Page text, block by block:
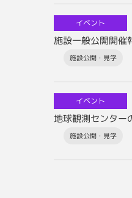
イベント
施設一般公開開催
施設公開・見学
イベント
地球観測センター
施設公開・見学